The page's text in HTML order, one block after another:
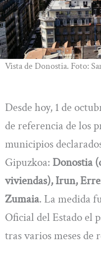
Vista de Donostia. Foto:
Desde hoy, 1 de
de referencia de los
municipios
Gipuzkoa: Donostia
viviendas), Irun,
Zumaia. La medida
Oficial del Estado el
tras varios meses de